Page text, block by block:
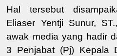
Hal tersebut
Eliaser Yentji Sunur,
awak media yang hadir
3 Penjabat (Pj) Kepala